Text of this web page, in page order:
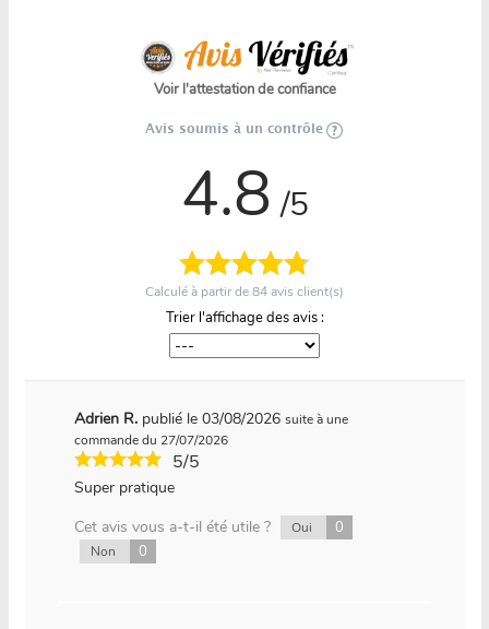
Voir l'attestation de confiance
Avis soumis à un contrôle
4.8 /5
Calculé à partir de84 avis client(s)
Trier l'affichage des avis :
Adrien R. publié le 03/08/2026 suite à une
commande du 27/07/2026
5/5
Super pratique
Cet avis vous a-t-il été utile ?
Oui 0
Non 0